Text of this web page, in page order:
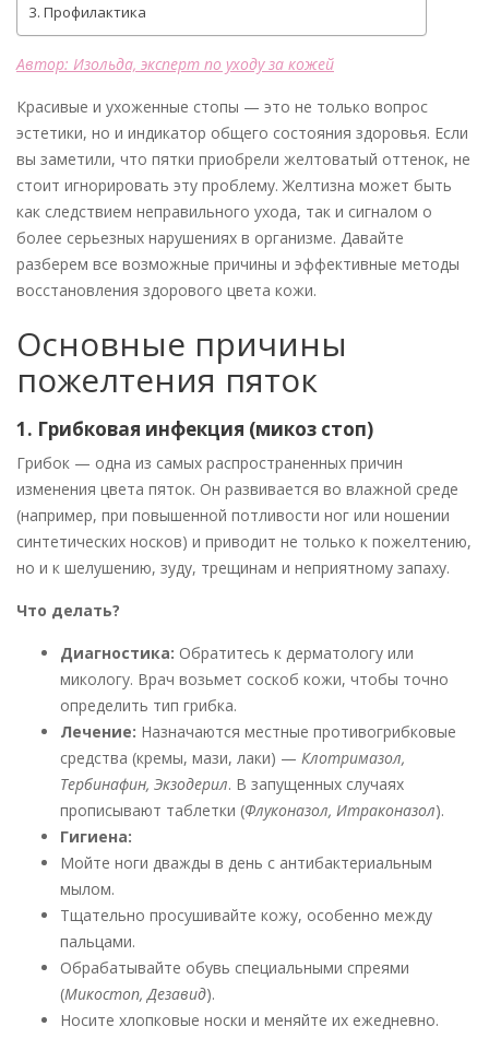
Профилактика
Автор: Изольда, эксперт по уходу за кожей
Красивые и ухоженные стопы — это не только вопрос
эстетики, но и индикатор общего состояния здоровья. Если
вы заметили, что пятки приобрели желтоватый оттенок, не
стоит игнорировать эту проблему. Желтизна может быть
как следствием неправильного ухода, так и сигналом о
более серьезных нарушениях в организме. Давайте
разберем все возможные причины и эффективные методы
восстановления здорового цвета кожи.
Основные причины
пожелтения пяток
1. Грибковая инфекция (микоз стоп)
Грибок — одна из самых распространенных причин
изменения цвета пяток. Он развивается во влажной среде
(например, при повышенной потливости ног или ношении
синтетических носков) и приводит не только к пожелтению,
но и к шелушению, зуду, трещинам и неприятному запаху.
Что делать?
Диагностика: Обратитесь к дерматологу или
микологу. Врач возьмет соскоб кожи, чтобы точно
определить тип грибка.
Лечение: Назначаются местные противогрибковые
средства (кремы, мази, лаки) — Клотримазол,
Тербинафин, Экзодерил. В запущенных случаях
прописывают таблетки (Флуконазол, Итраконазол).
Гигиена:
Мойте ноги дважды в день с антибактериальным
мылом.
Тщательно просушивайте кожу, особенно между
пальцами.
Обрабатывайте обувь специальными спреями
(Микостоп, Дезавид).
Носите хлопковые носки и меняйте их ежедневно.